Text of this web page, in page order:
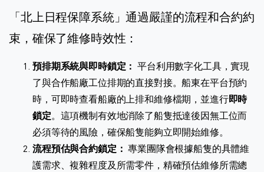
「北上日程保障系統」通過嚴謹的流程和合約約
束，確保了維修時效性：
預排期系統與即時鎖定： 平台利用數字化工具，實現
了與合作船廠工位排期的直接對接。船東在平台預約
時，可即時查看船廠的上排和維修檔期，並進行即時
鎖定。這項機制有效地消除了船隻抵達後因無工位而
必須等待的風險，確保船隻能夠立即開始維修。
流程預估與合約鎖定： 專業團隊會根據船隻的具體維
護需求、複雜程度及所需零件，精確預估維修所需總